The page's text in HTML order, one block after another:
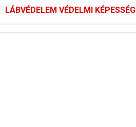
LÁBVÉDELEM VÉDELMI KÉPESSÉG